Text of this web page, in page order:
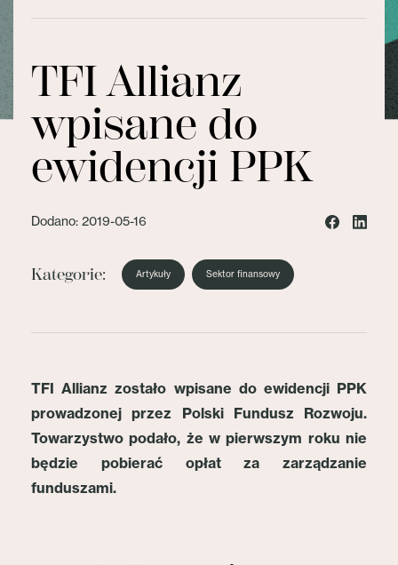
TFI Allianz
wpisane do
ewidencji PPK
Dodano: 2019-05-16
Kategorie: Artykuły Sektor finansowy
TFI Allianz zostało wpisane do ewidencji PPK
prowadzonej przez Polski Fundusz Rozwoju.
Towarzystwo podało, że w pierwszym roku nie
będzie pobierać opłat za zarządzanie
funduszami.